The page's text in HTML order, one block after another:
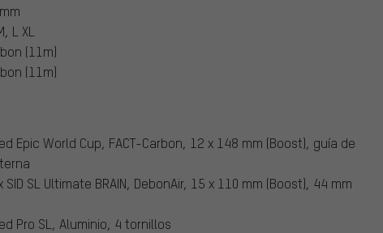
L XL
(11m)
(11m)
Epic World Cup, FACT-Carbon, 12 x 148 mm (Boost), guía de
SID SL Ultimate BRAIN, DebonAir, 15 x 110 mm (Boost), 44 mm
Pro SL, Aluminio, 4 tornillos